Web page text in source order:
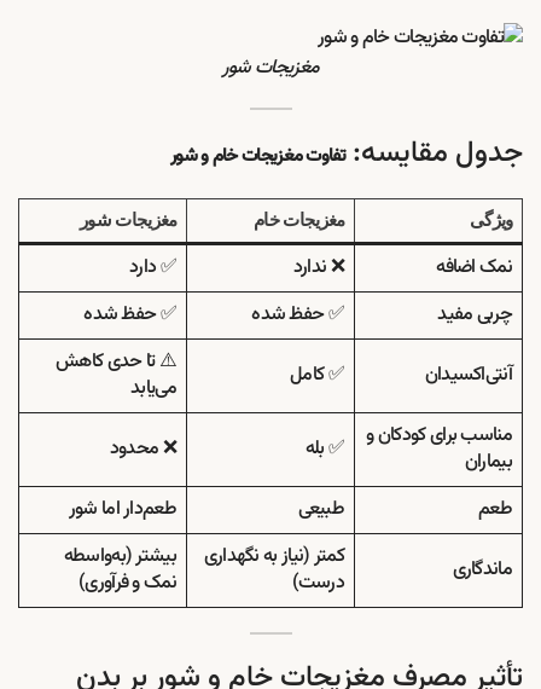
مغزیجات شور
جدول مقایسه:تفاوت مغزیجات خام و شور
ویژگی مغزیجات خام مغزیجات شور
نمک اضافه ❌ ندارد
✅ دارد
چربی مفید
✅ حفظ شده
✅ حفظ شده
آنتی‌اکسیدان
✅ کامل
⚠️ تا حدی کاهش
می‌یابد
مناسب برای کودکان و
بیماران
✅ بله
❌ محدود
طعم
طبیعی
طعم‌دار اما شور
ماندگاری
کمتر (نیاز به نگهداری
درست)
بیشتر (به‌واسطه
نمک و فرآوری)
تأثیر مصرف مغزیجات خام و شور بر بدن